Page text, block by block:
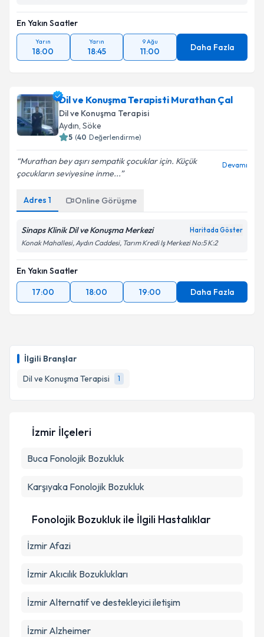
İlgili Branşlar
Dil ve Konuşma Terapisi
1
En Yakın Saatler
Yarın
18:00
Yarın
18:45
9 Ağu
11:00 Daha Fazla
Dil ve Konuşma Terapisti Murathan Çal
Dil ve Konuşma Terapisi
Aydın, Söke
5 (40 Değerlendirme)
Murathan bey aşırı sempatik çocuklar için. Küçük
çocukların seviyesine inme...
Devamı
Adres 1 Online Görüşme
Sinaps Klinik Dil ve Konuşma Merkezi Haritada Göster
Konak Mahallesi, Aydın Caddesi, Tarım Kredi Iş Merkezi No:5 K:2
En Yakın Saatler
17:00
18:00 19:00 Daha Fazla
İzmir İlçeleri
Buca Fonolojik Bozukluk
Karşıyaka Fonolojik Bozukluk
Fonolojik Bozukluk ile İlgili Hastalıklar
İzmir Afazi
İzmir Akıcılık Bozuklukları
İzmir Alternatif ve destekleyici iletişim
İzmir Alzheimer